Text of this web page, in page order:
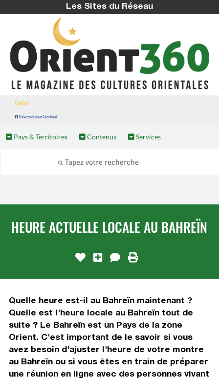
Les Sites du Réseau
Qatar
Suivez nous sur Facebook
Pays & Territoires Contenus Services
HEURE ACTUELLE LOCALE AU BAHREÏN
Quelle heure est-il au Bahreïn maintenant ?
Quelle est l'heure locale au Bahreïn tout de
suite ? Le Bahreïn est un Pays de la zone
Orient. C'est important de le savoir si vous
avez besoin d'ajuster l'heure de votre montre
au Bahreïn ou si vous êtes en train de préparer
une réunion en ligne avec des personnes vivant